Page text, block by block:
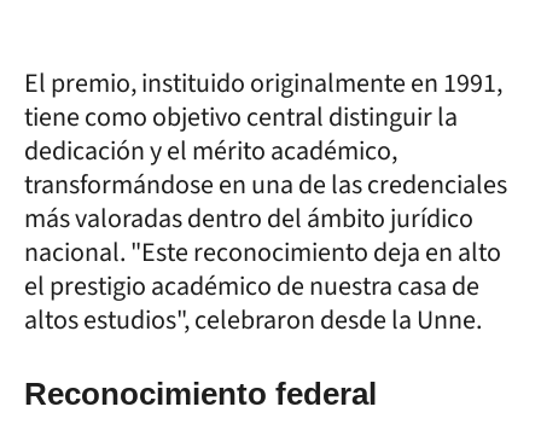
El premio, instituido originalmente en 1991,
tiene como objetivo central distinguir la
dedicación y el mérito académico,
transformándose en una de las credenciales
más valoradas dentro del ámbito jurídico
nacional. "Este reconocimiento deja en alto
el prestigio académico de nuestra casa de
altos estudios", celebraron desde la Unne.
Reconocimiento federal